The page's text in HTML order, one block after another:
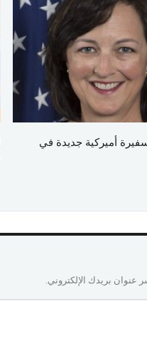
أميركية جديدة في
عنوان بريدك الإلكتروني.